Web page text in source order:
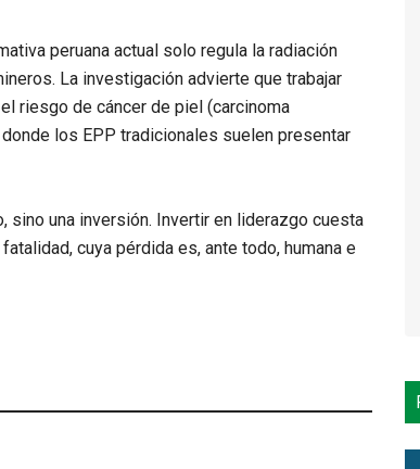
peruana actual solo regula la radiación
La investigación advierte que trabajar
riesgo de cáncer de piel (carcinoma
los EPP tradicionales suelen presentar
sino una inversión. Invertir en liderazgo cuesta
cuya pérdida es, ante todo, humana e